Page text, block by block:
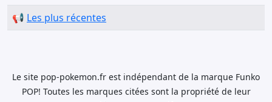
📢 Les plus récentes
Le site pop-pokemon.fr est indépendant de la marque Funko
POP! Toutes les marques citées sont la propriété de leur